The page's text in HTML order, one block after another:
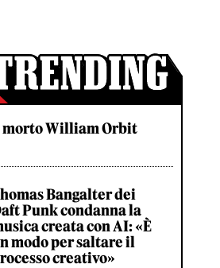
morto William Orbit
Bangalter dei
Punk condanna la
creata con AI: «È
modo per saltare il
creativo»